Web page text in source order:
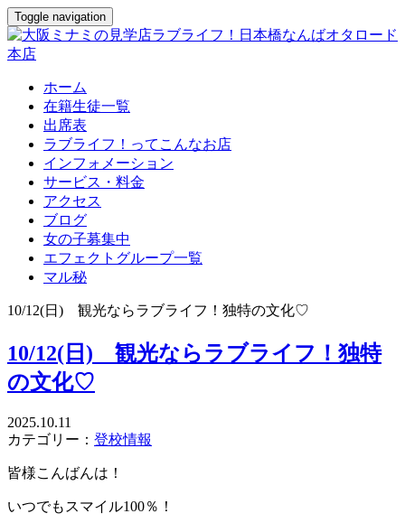
Toggle navigation
ホーム
在籍生徒一覧
出席表
ラブライフ！ってこんなお店
インフォメーション
サービス・料金
アクセス
ブログ
女の子募集中
エフェクトグループ一覧
マル秘
10/12(日) 観光ならラブライフ！独特の文化♡
10/12(日) 観光ならラブライフ！独特
の文化♡
2025.10.11
カテゴリー： 登校情報
皆様こんばんは！
いつでもスマイル100％！